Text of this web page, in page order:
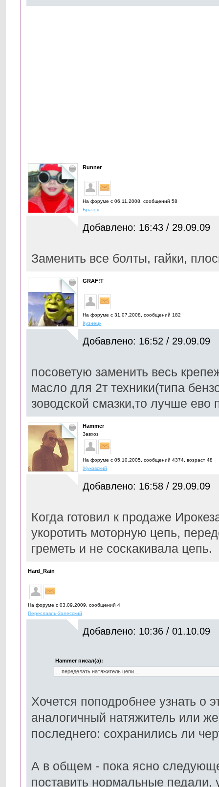
Runner
На форуме с 06.11.2008, cообщений 58
Братск
Добавлено: 16:43 / 29.09.09
Заменить все болты, гайки,
GRAF!T
На форуме с 31.07.2008, cообщений 182
Кузнецк
Добавлено: 16:52 / 29.09.09
посоветую заменить весь
масло для 2т техники(типа
зоводской смазки,то лучше
Hammer
Завхоз
На форуме с 05.10.2005, cообщений 4374, возраст 48
Жуковский
Добавлено: 16:58 / 29.09.09
Когда готовил к продаже
укоротить моторную цепь,
греметь и не соскакивала цепь.
Hard_Rain
На форуме с 03.09.2009, cообщений 4
Переславль-Залесский
Добавлено: 10:36 / 01.10.09
Hammer писал(а):
... переделать натяжитель цепи...
Хочется поподробнее узнать о
аналогичный натяжитель или
последнего: сохранились ли
А в общем - пока ясно
поставить нормальные педали,